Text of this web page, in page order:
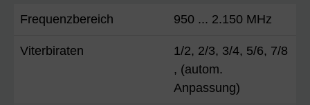
Frequenzbereich 950 ... 2.150 MHz
Viterbiraten
1/2, 2/3, 3/4, 5/6, 7/8
, (autom.
Anpassung)